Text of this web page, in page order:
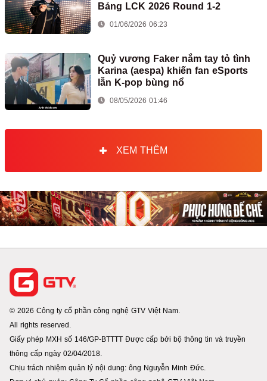
Bảng LCK 2026 Round 1-2
01/06/2026 06:23
Quỷ vương Faker nắm tay tỏ tình
Karina (aespa) khiến fan eSports
lẫn K-pop bùng nổ
08/05/2026 01:46
XEM THÊM
© 2026 Công ty cổ phần công nghệ GTV Việt Nam.
All rights reserved.
Giấy phép MXH số 146/GP-BTTTT Được cấp bởi bộ thông tin và truyền
thông cấp ngày 02/04/2018.
Chịu trách nhiệm quản lý nội dung: ông Nguyễn Minh Đức.